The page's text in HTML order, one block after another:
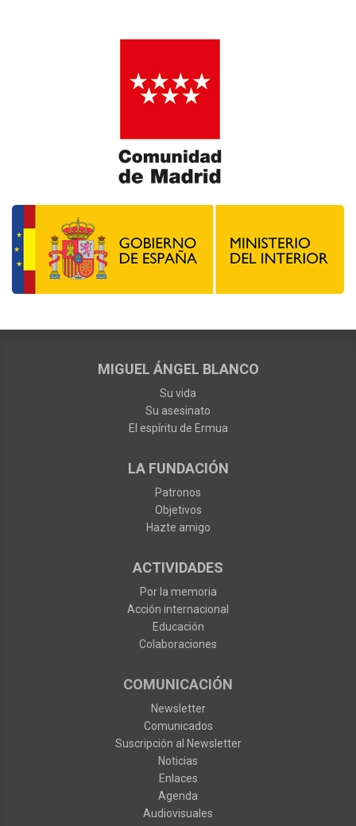
MIGUEL ÁNGEL BLANCO
Su vida
Su asesinato
El espíritu de Ermua
LA FUNDACIÓN
Patronos
Objetivos
Hazte amigo
ACTIVIDADES
Por la memoria
Acción internacional
Educación
Colaboraciones
COMUNICACIÓN
Newsletter
Comunicados
Suscripción al Newsletter
Noticias
Enlaces
Agenda
Audiovisuales